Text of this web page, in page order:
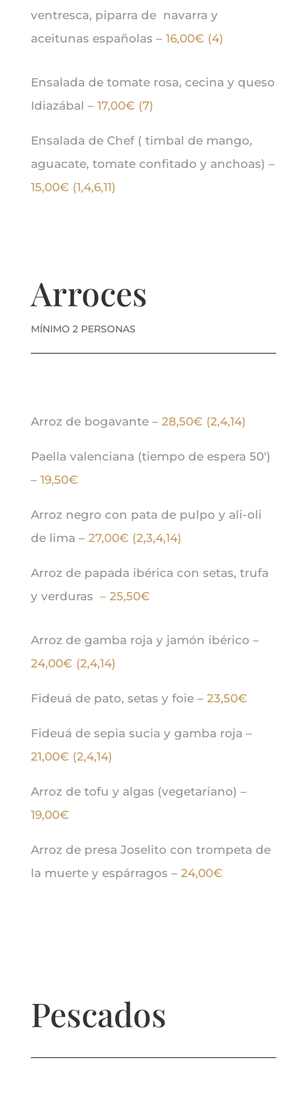
ventresca, piparra de navarra y
aceitunas españolas – 16,00€ (4)
Ensalada de tomate rosa, cecina y queso
Idiazábal –17,00€ (7)
Ensalada de Chef ( timbal de mango,
aguacate, tomate confitado y anchoas) –
15,00€ (1,4,6,11)
Arroces
MÍNIMO 2 PERSONAS
Arroz de bogavante – 28,50€ (2,4,14)
Paella valenciana (tiempo de espera 50′)
– 19,50€
Arroz negro con pata de pulpo y ali-oli
de lima –27,00€ (2,3,4,14)
Arroz de papada ibérica con setas, trufa
y verduras – 25,50€
Arroz de gamba roja y jamón ibérico –
24,00€ (2,4,14)
Fideuá de pato, setas y foie – 23,50€
Fideuá de sepia sucia y gamba roja –
21,00€ (2,4,14)
Arroz de tofu y algas (vegetariano) –
19,00€
Arroz de presa Joselito con trompeta de
la muerte y espárragos – 24,00€
Pescados